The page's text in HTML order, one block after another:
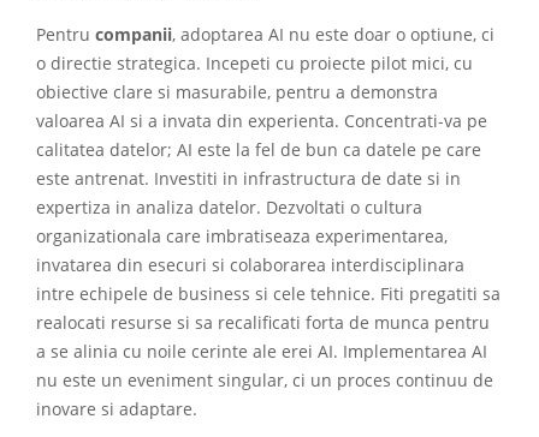
Pentru companii, adoptarea AI nu este doar o optiune, ci
o directie strategica. Incepeti cu proiecte pilot mici, cu
obiective clare si masurabile, pentru a demonstra
valoarea AI si a invata din experienta. Concentrati-va pe
calitatea datelor; AI este la fel de bun ca datele pe care
este antrenat. Investiti in infrastructura de date si in
expertiza in analiza datelor. Dezvoltati o cultura
organizationala care imbratiseaza experimentarea,
invatarea din esecuri si colaborarea interdisciplinara
intre echipele de business si cele tehnice. Fiti pregatiti sa
realocati resurse si sa recalificati forta de munca pentru
a se alinia cu noile cerinte ale erei AI. Implementarea AI
nu este un eveniment singular, ci un proces continuu de
inovare si adaptare.